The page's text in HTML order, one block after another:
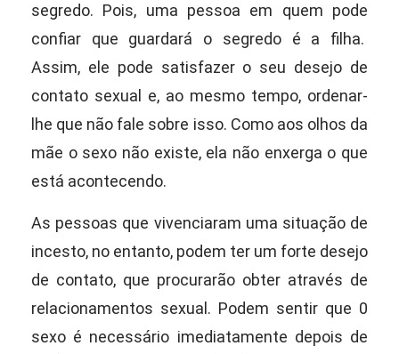
segredo. Pois, uma pessoa em quem pode
confiar que guardará o segredo é a filha.
Assim, ele pode satisfazer o seu desejo de
contato sexual e, ao mesmo tempo, ordenar-
lhe que não fale sobre isso. Como aos olhos da
mãe o sexo não existe, ela não enxerga o que
está acontecendo.
As pessoas que vivenciaram uma situação de
incesto, no entanto, podem ter um forte desejo
de contato, que procurarão obter através de
relacionamentos sexual. Podem sentir que 0
sexo é necessário imediatamente depois de